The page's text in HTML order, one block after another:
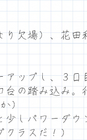
欠場）、花田
ップし、３日
台の踏み込み。
）
しパワーダウ
ラスだ！）